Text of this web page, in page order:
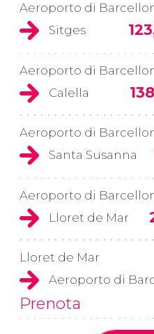
Aeroporto di
Sitges
Aeroporto di
Calella
Aeroporto di
Santa Susanna
Aeroporto di
Lloret de Mar
Lloret de Mar
Aeroporto di
Prenota